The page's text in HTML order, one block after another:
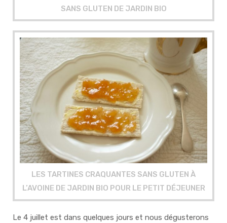
SANS GLUTEN DE JARDIN BIO
LES TARTINES CRAQUANTES SANS GLUTEN À
L’AVOINE DE JARDIN BIO POUR LE PETIT DÉJEUNER
Le 4 juillet est dans quelques jours et nous dégusterons